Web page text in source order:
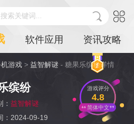
搜索关键词...
软件应用 资讯攻略
游戏 >益智解谜 - 糖果乐缤纷详情
缤纷
益智解谜
：2024-09-19
游戏评分
4.8
简体中文